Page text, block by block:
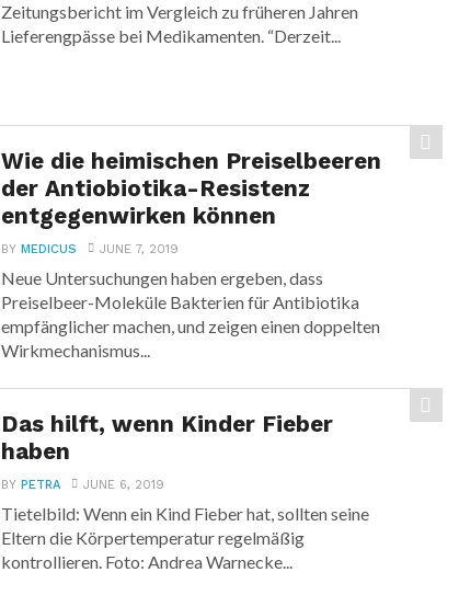
Zeitungsbericht im Vergleich zu früheren Jahren
Lieferengpässe bei Medikamenten. “Derzeit...
Wie die heimischen Preiselbeeren
der Antiobiotika-Resistenz
entgegenwirken können
BYMEDICUS JUNE 7, 2019
Neue Untersuchungen haben ergeben, dass
Preiselbeer-Moleküle Bakterien für Antibiotika
empfänglicher machen, und zeigen einen doppelten
Wirkmechanismus...
Das hilft, wenn Kinder Fieber
haben
BYPETRA JUNE 6, 2019
Tietelbild: Wenn ein Kind Fieber hat, sollten seine
Eltern die Körpertemperatur regelmäßig
kontrollieren. Foto: Andrea Warnecke...